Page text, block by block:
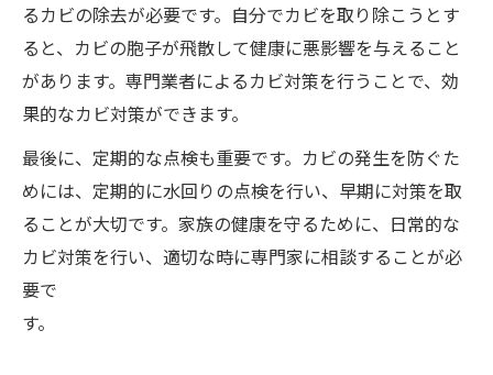
るカビの除去が必要です。自分でカビを取り除こうとす
ると、カビの胞子が飛散して健康に悪影響を与えること
があります。専門業者によるカビ対策を行うことで、効
果的なカビ対策ができます。
最後に、定期的な点検も重要です。カビの発生を防ぐた
めには、定期的に水回りの点検を行い、早期に対策を取
ることが大切です。家族の健康を守るために、日常的な
カビ対策を行い、適切な時に専門家に相談することが必
要で
す。